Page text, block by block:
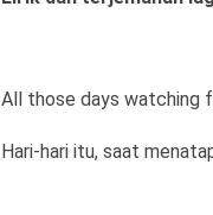
All those days watching
Hari-hari itu, saat